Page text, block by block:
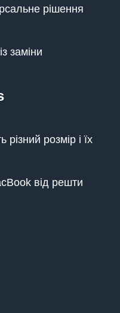
рішення
заміни
розмір і їх
від решти